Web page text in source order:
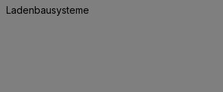
Ladenbausysteme